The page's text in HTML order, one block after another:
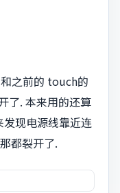
之前的 touch的
了. 本来用的还算
现电源线靠近连
都裂开了.